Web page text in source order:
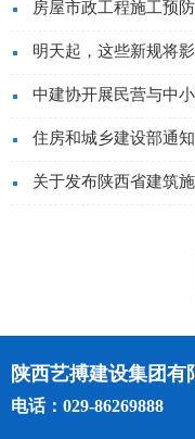
房屋市政工程施工预
明天起，这些新规将
中建协开展民营与中
陕西艺搏建设集团有
电话：029-86269888